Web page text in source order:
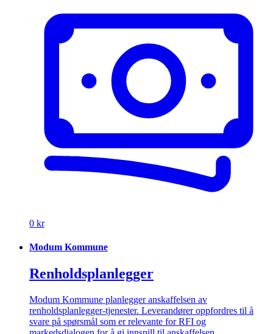
0 kr
Modum Kommune
Renholdsplanlegger
Modum Kommune planlegger anskaffelsen av
renholdsplanlegger-tjenester. Leverandører oppfordres til å
svare på spørsmål som er relevante for RFI og